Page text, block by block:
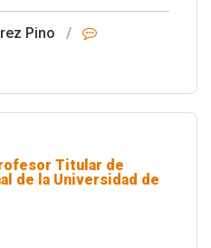
Pino
/
Titular de
de la Universidad de